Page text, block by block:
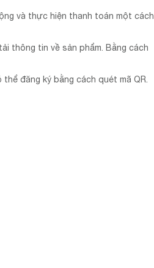
và thực hiện thanh toán một cách
thông tin về sản phẩm. Bằng cách
đăng ký bằng cách quét mã QR.